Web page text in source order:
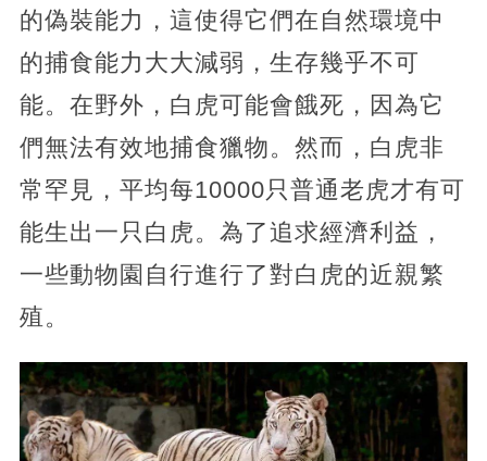
的偽裝能力，這使得它們在自然環境中
的捕食能力大大減弱，生存幾乎不可
能。在野外，白虎可能會餓死，因為它
們無法有效地捕食獵物。然而，白虎非
常罕見，平均每10000只普通老虎才有可
能生出一只白虎。為了追求經濟利益，
一些動物園自行進行了對白虎的近親繁
殖。